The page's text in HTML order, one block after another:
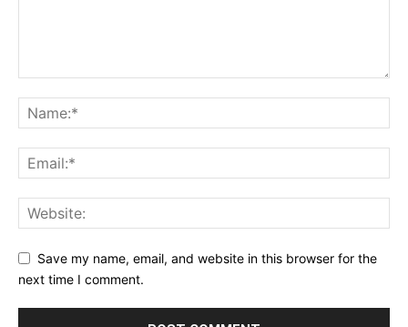
Save my name, email, and website in this browser for the
next time I comment.